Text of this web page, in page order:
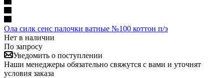
Ола силк сенс палочки ватные №100 коттон п/э
Нет в наличии
По запросу
Уведомить о поступлении
Наши менеджеры обязательно свяжутся с вами и уточнят
условия заказа